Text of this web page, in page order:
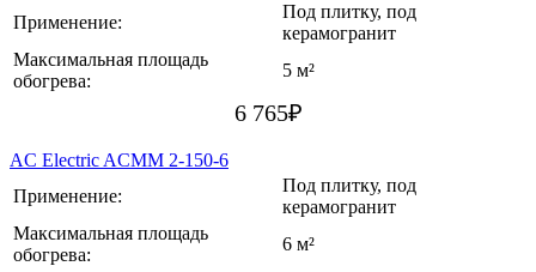
Применение:
Под плитку, под
керамогранит
Максимальная площадь
обогрева:
5 м²
6 765₽
AC Electric ACMM 2-150-6
Применение:
Под плитку, под
керамогранит
Максимальная площадь
обогрева:
6 м²